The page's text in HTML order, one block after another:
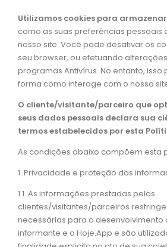
Utilizamos cookies para
como as suas preferências pessoais
nosso site. Você pode desativar os
seu browser, ou efetuando
programas Antivírus. No entanto,
forma como interage com o nosso
O cliente/visitante/parceiro que
seus dados pessoais declara sua
termos estabelecidos por esta
As condições abaixo compõem esta
1. Privacidade e proteção das
1.1. As informações prestadas pelos
clientes/visitantes/parceiros
necessárias para o desenvolvimento
informante e o Hoje.App e são